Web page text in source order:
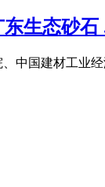
生态砂石
中国建材工业